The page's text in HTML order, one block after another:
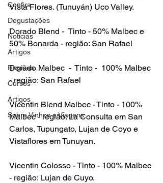
Confira
Degustações
Notícias
Artigos
Regiões
Cursos
Artigos
Sobre Vinhos e Viagens
Vista Flores. (Tunuyán) Uco Valley.
Dorado Blend -  Tinto - 50% Malbec e
50% Bonarda - região: San Rafael
Dorado Malbec  -  Tinto -  100% Malbec
- região: San Rafael
Vicentin Blend Malbec - Tinto - 100%
Malbec - região: La Consulta em San
Carlos, Tupungato, Lujan de Coyo e
Vistaflores em Tunuyan.
Vicentin Colosso - Tinto - 100% Malbec
- região: Lujan de Cuyo.